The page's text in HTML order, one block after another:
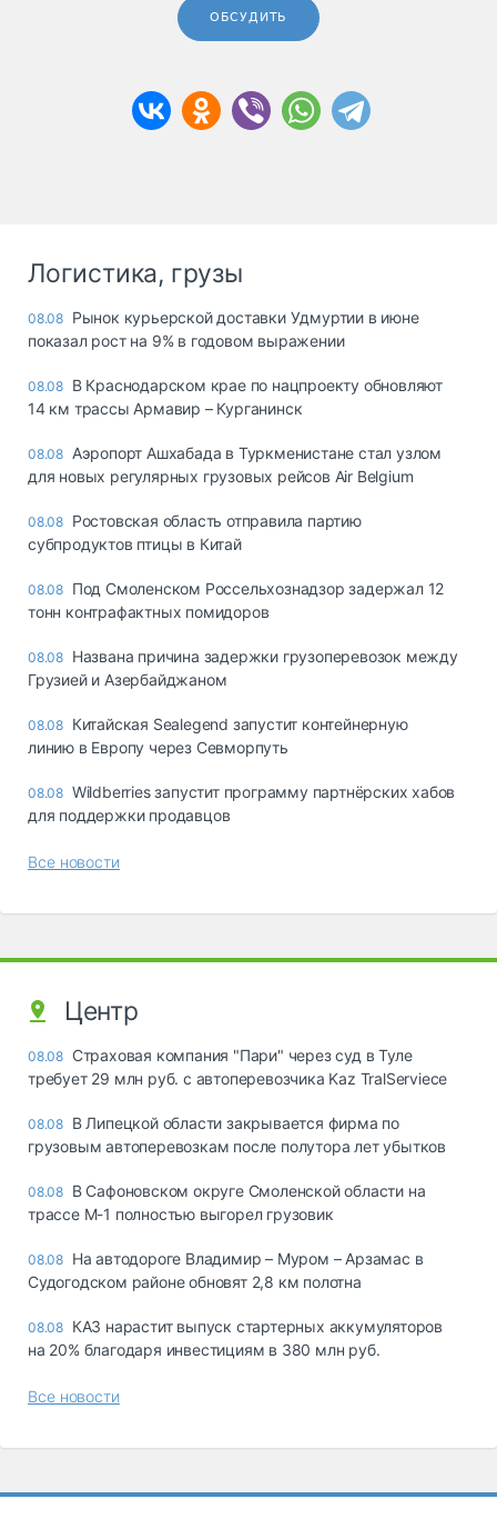
ОБСУДИТЬ
Логистика, грузы
08.08 Рынок курьерской доставки Удмуртии в июне
показал рост на 9% в годовом выражении
08.08 В Краснодарском крае по нацпроекту обновляют
14 км трассы Армавир – Курганинск
08.08 Аэропорт Ашхабада в Туркменистане стал узлом
для новых регулярных грузовых рейсов Air Belgium
08.08 Ростовская область отправила партию
субпродуктов птицы в Китай
08.08 Под Смоленском Россельхознадзор задержал 12
тонн контрафактных помидоров
08.08 Названа причина задержки грузоперевозок между
Грузией и Азербайджаном
08.08 Китайская Sealegend запустит контейнерную
линию в Европу через Севморпуть
08.08 Wildberries запустит программу партнёрских хабов
для поддержки продавцов
Все новости
Центр
08.08 Страховая компания "Пари" через суд в Туле
требует 29 млн руб. с автоперевозчика Kaz TralServiece
08.08 В Липецкой области закрывается фирма по
грузовым автоперевозкам после полутора лет убытков
08.08 В Сафоновском округе Смоленской области на
трассе М-1 полностью выгорел грузовик
08.08 На автодороге Владимир – Муром – Арзамас в
Судогодском районе обновят 2,8 км полотна
08.08 КАЗ нарастит выпуск стартерных аккумуляторов
на 20% благодаря инвестициям в 380 млн руб.
Все новости